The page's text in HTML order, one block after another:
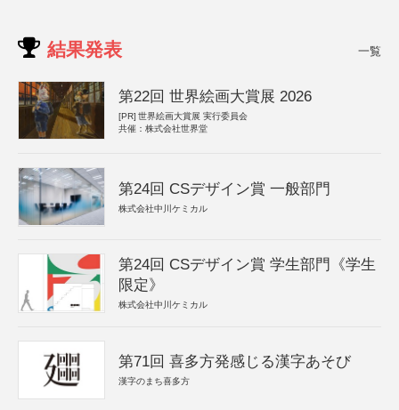
結果発表 一覧
第22回 世界絵画大賞展 2026
[PR] 世界絵画大賞展 実行委員会
共催：株式会社世界堂
第24回 CSデザイン賞 一般部門
株式会社中川ケミカル
第24回 CSデザイン賞 学生部門《学生
限定》
株式会社中川ケミカル
第71回 喜多方発感じる漢字あそび
漢字のまち喜多方